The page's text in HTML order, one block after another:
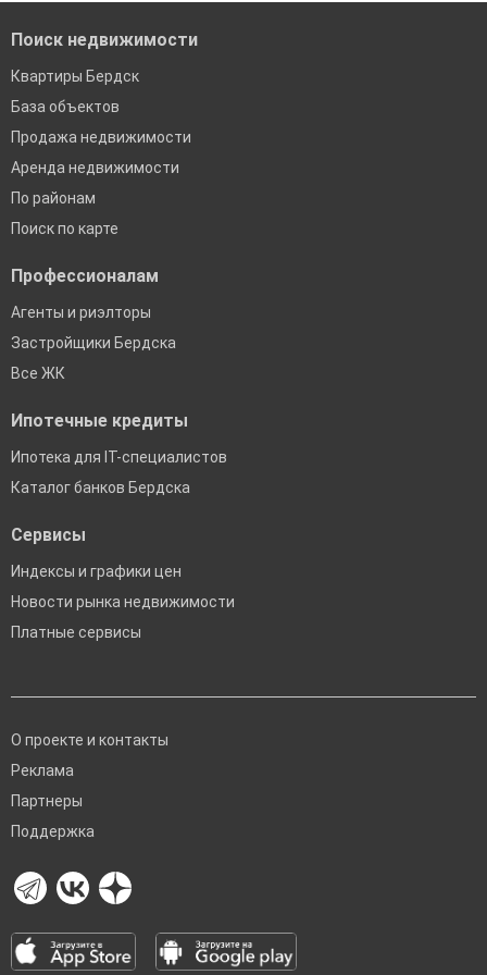
Поиск недвижимости
Квартиры Бердск
База объектов
Продажа недвижимости
Аренда недвижимости
По районам
Поиск по карте
Профессионалам
Агенты и риэлторы
Застройщики Бердска
Все ЖК
Ипотечные кредиты
Ипотека для IT-специалистов
Каталог банков Бердска
Сервисы
Индексы и графики цен
Новости рынка недвижимости
Платные сервисы
О проекте и контакты
Реклама
Партнеры
Поддержка